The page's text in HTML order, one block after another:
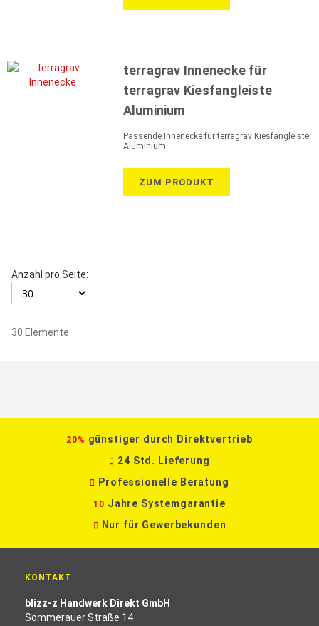
terragrav Innenecke für
terragrav Kiesfangleiste
Aluminium
Passende Innenecke für terragrav Kiesfangleiste
Aluminium
ZUM PRODUKT
Anzahl pro Seite:
30 Elemente
20% günstiger durch Direktvertrieb
24 Std. Lieferung
Professionelle Beratung
10 Jahre Systemgarantie
Nur für Gewerbekunden
KONTAKT
blizz-z Handwerk Direkt GmbH
Sommerauer Straße 14